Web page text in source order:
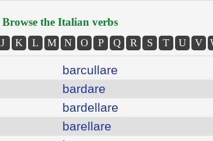
Browse the Italian verbs
J K L M N O P Q R S T U V
barcullare
bardare
bardellare
barellare